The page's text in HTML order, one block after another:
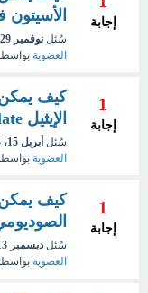
إجابة
سُئل نوفمبر 29، 2023
العضوية
1
إجابة
كيف
الإيثيل Ethyl salicylate؟
سُئل أبريل 15، 2024
العضوية
1
إجابة
كيف
سُئل ديسمبر 13، 2023
العضوية